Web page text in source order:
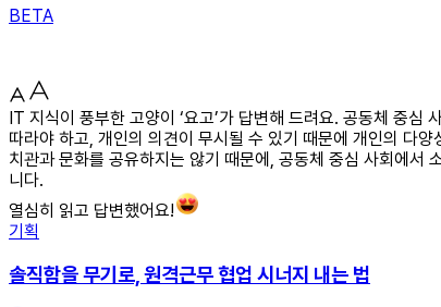
BETA
IT 지식이 풍부한 고양이 ‘요고’가 답변해 드려요. 공동체 중
따라야 하고, 개인의 의견이 무시될 수 있기 때문에 개인의 다
치관과 문화를 공유하지는 않기 때문에, 공동체 중심 사회에서
니다.
열심히 읽고 답변했어요!
기획
솔직함을 무기로, 원격근무 협업 시너지 내는 법